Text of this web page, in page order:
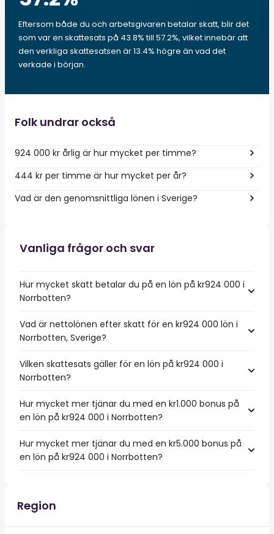
Eftersom både du och arbetsgivaren betalar skatt, blir det
som var en skattesats på 43.8% till 57.2%, vilket innebär att
den verkliga skattesatsen är 13.4% högre än vad det
verkade i början.
Folk undrar också
924 000 kr årlig är hur mycket per timme?
444 kr per timme är hur mycket per år?
Vad är den genomsnittliga lönen i Sverige?
Vanliga frågor och svar
Hur mycket skatt betalar du på en lön på kr924 000 i
Norrbotten?
Vad är nettolönen efter skatt för en kr924 000 lön i
Norrbotten, Sverige?
Vilken skattesats gäller för en lön på kr924 000 i
Norrbotten?
Hur mycket mer tjänar du med en kr1.000 bonus på
en lön på kr924 000 i Norrbotten?
Hur mycket mer tjänar du med en kr5.000 bonus på
en lön på kr924 000 i Norrbotten?
Region